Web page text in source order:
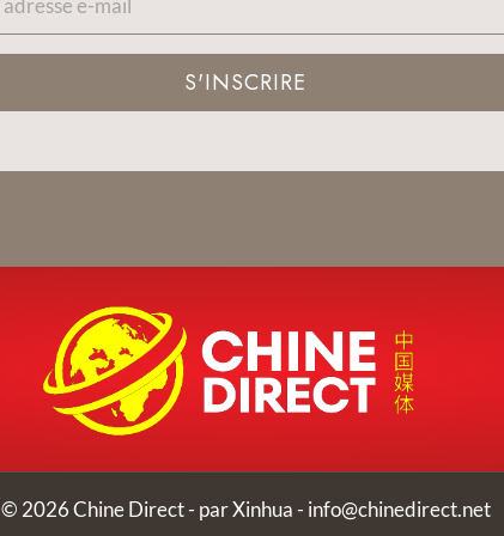
S'INSCRIRE
© 2026 Chine Direct - par Xinhua - info@chinedirect.net